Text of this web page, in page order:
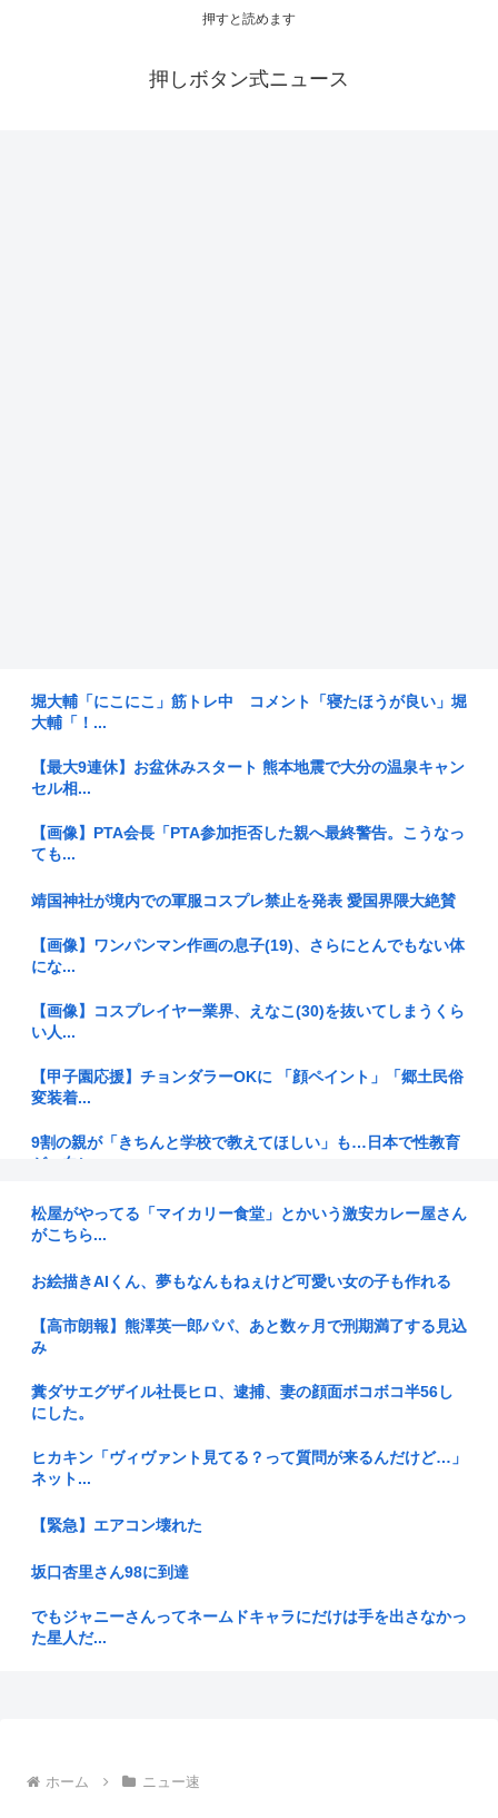
押すと読めます
押しボタン式ニュース
堀大輔「にこにこ」筋トレ中 コメント「寝たほうが良い」堀
大輔「！...
【最大9連休】お盆休みスタート 熊本地震で大分の温泉キャン
セル相...
【画像】PTA会長「PTA参加拒否した親へ最終警告。こうなっ
ても...
靖国神社が境内での軍服コスプレ禁止を発表 愛国界隈大絶賛
【画像】ワンパンマン作画の息子(19)、さらにとんでもない体
にな...
【画像】コスプレイヤー業界、えなこ(30)を抜いてしまうくら
い人...
【甲子園応援】チョンダラーOKに 「顔ペイント」「郷土民俗
変装着...
9割の親が「きちんと学校で教えてほしい」も…日本で性教育
が一向に...
【悲報】吉岡里帆、アドリブで俳優の手を取りおっぱいに押し
当てる
【悲報】ガールズバンドのボーカル、客席ダイブでお胸を揉ま
れてガチ...
菅直人の補佐官が書いた福島原発事故の記憶が面白い
【悲報】愛知県民、夏恒例の儀式で2人死亡www
身」...
美人まんさん、枕営業してしまう
ローニ「...
松屋がやってる「マイカリー食堂」とかいう激安カレー屋さん
がこちら...
お絵描きAIくん、夢もなんもねぇけど可愛い女の子も作れる
【高市朗報】熊澤英一郎パパ、あと数ヶ月で刑期満了する見込
み
糞ダサエグザイル社長ヒロ、逮捕、妻の顔面ボコボコ半56し
にした。
ヒカキン「ヴィヴァント見てる？って質問が来るんだけど…」
ネット...
【緊急】エアコン壊れた
坂口杏里さん98に到達
でもジャニーさんってネームドキャラにだけは手を出さなかっ
た星人だ...
松本まりか「戦争はやっちゃいかん」祖父が生涯最も口にした
ホーム ニュー速